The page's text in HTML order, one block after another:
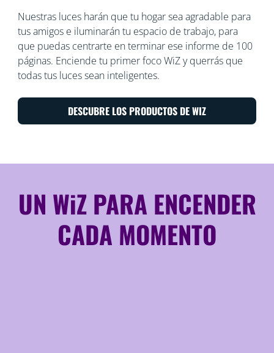
Nuestras luces harán que tu hogar sea agradable para
tus amigos e iluminarán tu espacio de trabajo, para
que puedas centrarte en terminar ese informe de 100
páginas. Enciende tu primer foco WiZ y querrás que
todas tus luces sean inteligentes.
DESCUBRE LOS PRODUCTOS DE WIZ
UN WiZ PARA ENCENDER
CADA MOMENTO